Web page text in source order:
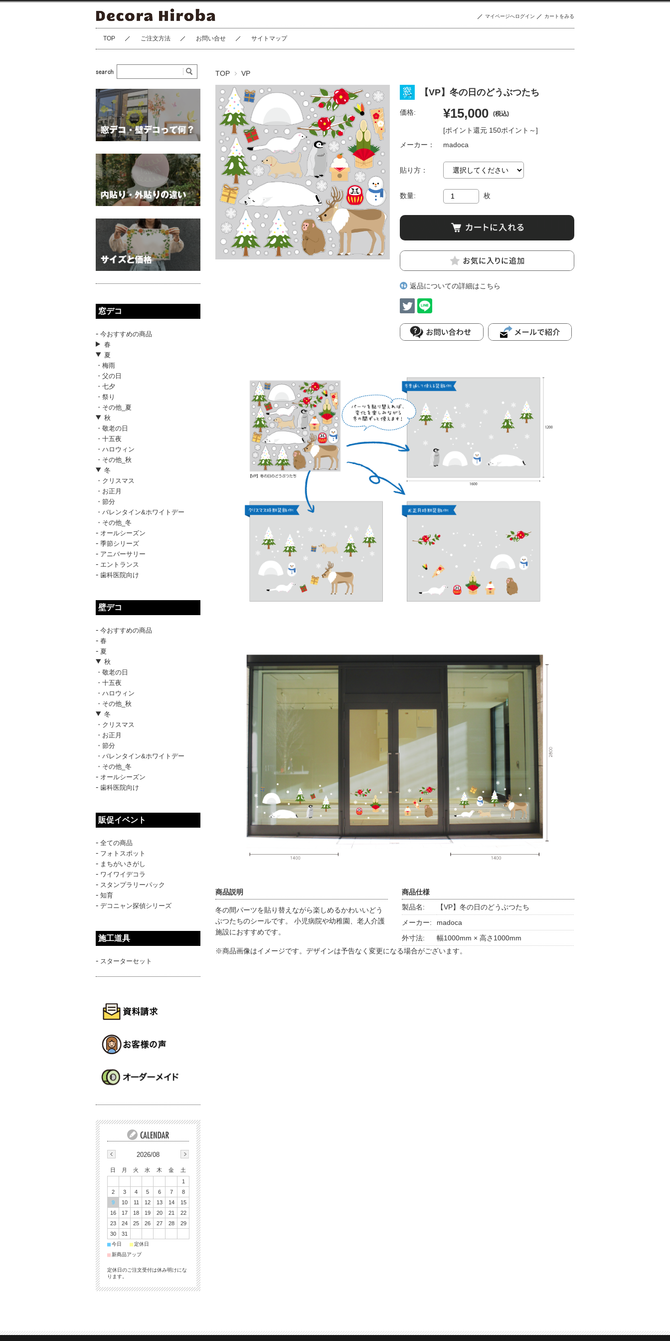
マイページへログイン カートをみる
TOP ご注文方法 お問い合せ サイトマップ
TOP VP
【VP】冬の日のどうぶつたち
価格: ¥15,000 (税込)
[ポイント還元 150ポイント～]
メーカー：
madoca
貼り方：
数量: 枚
返品についての詳細はこちら
商品説明
冬の間パーツを貼り替えながら楽しめるかわいいどう
ぶつたちのシールです。 小児病院や幼稚園、老人介護
施設におすすめです。
商品仕様
製品名:
【VP】冬の日のどうぶつたち
メーカー:
madoca
外寸法:
幅1000mm × 高さ1000mm
※商品画像はイメージです。デザインは予告なく変更になる場合がございます。
窓デコ
- 今おすすめの商品
春
夏
・梅雨
・父の日
・七夕
・祭り
・その他_夏
秋
・敬老の日
・十五夜
・ハロウィン
・その他_秋
冬
・クリスマス
・お正月
・節分
・バレンタイン&ホワイトデー
・その他_冬
- オールシーズン
- 季節シリーズ
- アニバーサリー
- エントランス
- 歯科医院向け
壁デコ
- 今おすすめの商品
- 春
- 夏
秋
・敬老の日
・十五夜
・ハロウィン
・その他_秋
冬
・クリスマス
・お正月
・節分
・バレンタイン&ホワイトデー
・その他_冬
- オールシーズン
- 歯科医院向け
販促イベント
- 全ての商品
- フォトスポット
- まちがいさがし
- ワイワイデコラ
- スタンプラリーパック
- 知育
- デコニャン探偵シリーズ
施工道具
- スターターセット
2026/08
日 月 火 水 木 金
土
1
2
3 4 5 6 7
8
9
10 11 12 13 14
15
16
17 18 19 20 21
22
23
24 25 26 27 28
29
30
31
■今日 ■定休日
■新商品アップ
定休日のご注文受付は休み明けにな
ります。